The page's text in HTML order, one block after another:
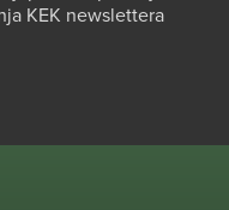
KEK newslettera